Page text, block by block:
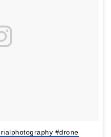
#drone